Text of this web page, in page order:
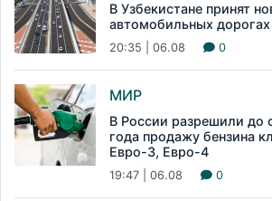
В Узбекистане принят
автомобильных дорогах
20:35 | 06.08 0
МИР
В России разрешили до
года продажу бензина
Евро-3, Евро-4
19:47 | 06.08 0